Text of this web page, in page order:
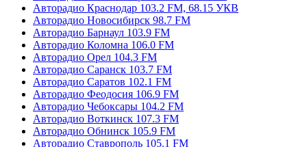
Авторадио Краснодар 103.2 FM, 68.15 УКВ
Авторадио Новосибирск 98.7 FM
Авторадио Барнаул 103.9 FM
Авторадио Коломна 106.0 FM
Авторадио Орел 104.3 FM
Авторадио Саранск 103.7 FM
Авторадио Саратов 102.1 FM
Авторадио Феодосия 106.9 FM
Авторадио Чебоксары 104.2 FM
Авторадио Воткинск 107.3 FM
Авторадио Обнинск 105.9 FM
Авторадио Ставрополь 105.1 FM